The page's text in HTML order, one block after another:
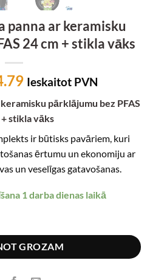
panna ar keramisku
24 cm + stikla vāks
Current
is:
€24.79.
Ieskaitot PVN
pārklājumu bez PFAS
+ stikla vāks
ir būtisks pavāriem, kuri
ērtumu un ekonomiju ar
un veselīgas gatavošanas.
1 darba dienas laikā
pārklājumu bez PFAS 24 cm +
GROZAM